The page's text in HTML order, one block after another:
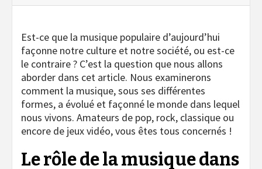
Est-ce que la musique populaire d’aujourd’hui
façonne notre culture et notre société, ou est-ce
le contraire ? C’est la question que nous allons
aborder dans cet article. Nous examinerons
comment la musique, sous ses différentes
formes, a évolué et façonné le monde dans lequel
nous vivons. Amateurs de pop, rock, classique ou
encore de jeux vidéo, vous êtes tous concernés !
Le rôle de la musique dans